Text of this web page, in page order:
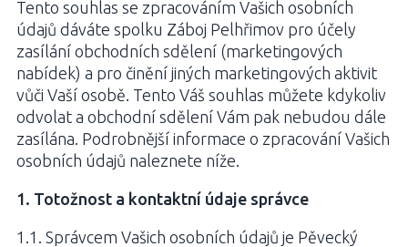
Tento souhlas se zpracováním Vašich osobních
údajů dáváte spolku Záboj Pelhřimov pro účely
zasílání obchodních sdělení (marketingových
nabídek) a pro činění jiných marketingových aktivit
vůči Vaší osobě. Tento Váš souhlas můžete kdykoliv
odvolat a obchodní sdělení Vám pak nebudou dále
zasílána. Podrobnější informace o zpracování Vašich
osobních údajů naleznete níže.
1. Totožnost a kontaktní údaje správce
1.1. Správcem Vašich osobních údajů je Pěvecký